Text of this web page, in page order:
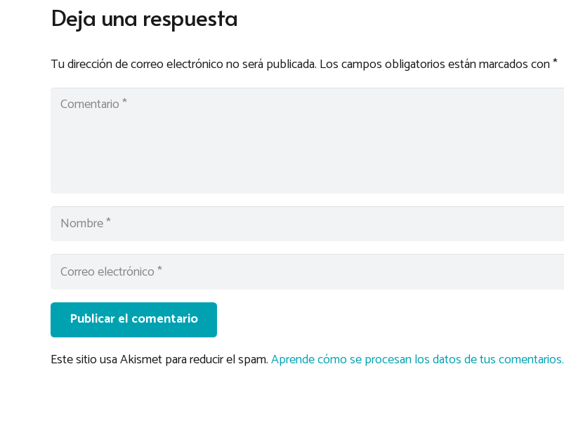
Deja una respuesta
Tu dirección de correo electrónico no será publicada. Los campos obligatorios están marcados con*
Publicar el comentario
Este sitio usa Akismet para reducir el spam.Aprende cómo se procesan los datos de tus comentarios.